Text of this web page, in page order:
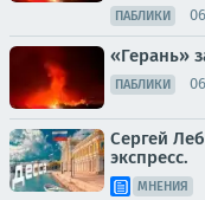
ПАБЛИКИ
«Герань»
ПАБЛИКИ
Сергей
экспресс.
МНЕНИЯ